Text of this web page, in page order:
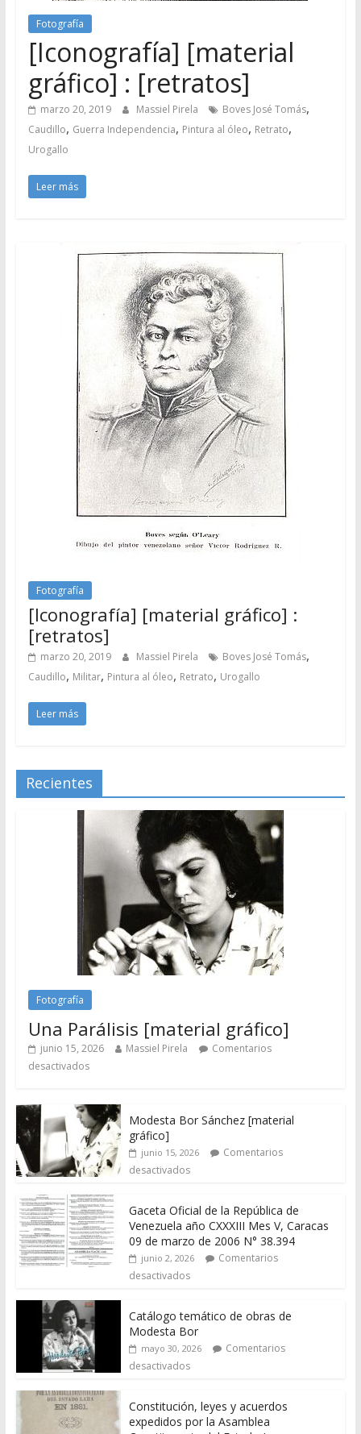
Fotografía
[Iconografía] [material
gráfico] : [retratos]
marzo 20, 2019 Massiel Pirela Boves José Tomás,
Caudillo, Guerra Independencia, Pintura al óleo, Retrato,
Urogallo
Leer más
Fotografía
[Iconografía] [material gráfico] :
[retratos]
marzo 20, 2019 Massiel Pirela Boves José Tomás,
Caudillo, Militar, Pintura al óleo, Retrato, Urogallo
Leer más
Recientes
Fotografía
Una Parálisis [material gráfico]
junio 15, 2026 Massiel Pirela
Comentarios
desactivados
Modesta Bor Sánchez [material
gráfico]
junio 15, 2026
Comentarios
desactivados
Gaceta Oficial de la República de
Venezuela año CXXXIII Mes V, Caracas
09 de marzo de 2006 N° 38.394
junio 2, 2026
Comentarios
desactivados
Catálogo temático de obras de
Modesta Bor
mayo 30, 2026
Comentarios
desactivados
Constitución, leyes y acuerdos
expedidos por la Asamblea